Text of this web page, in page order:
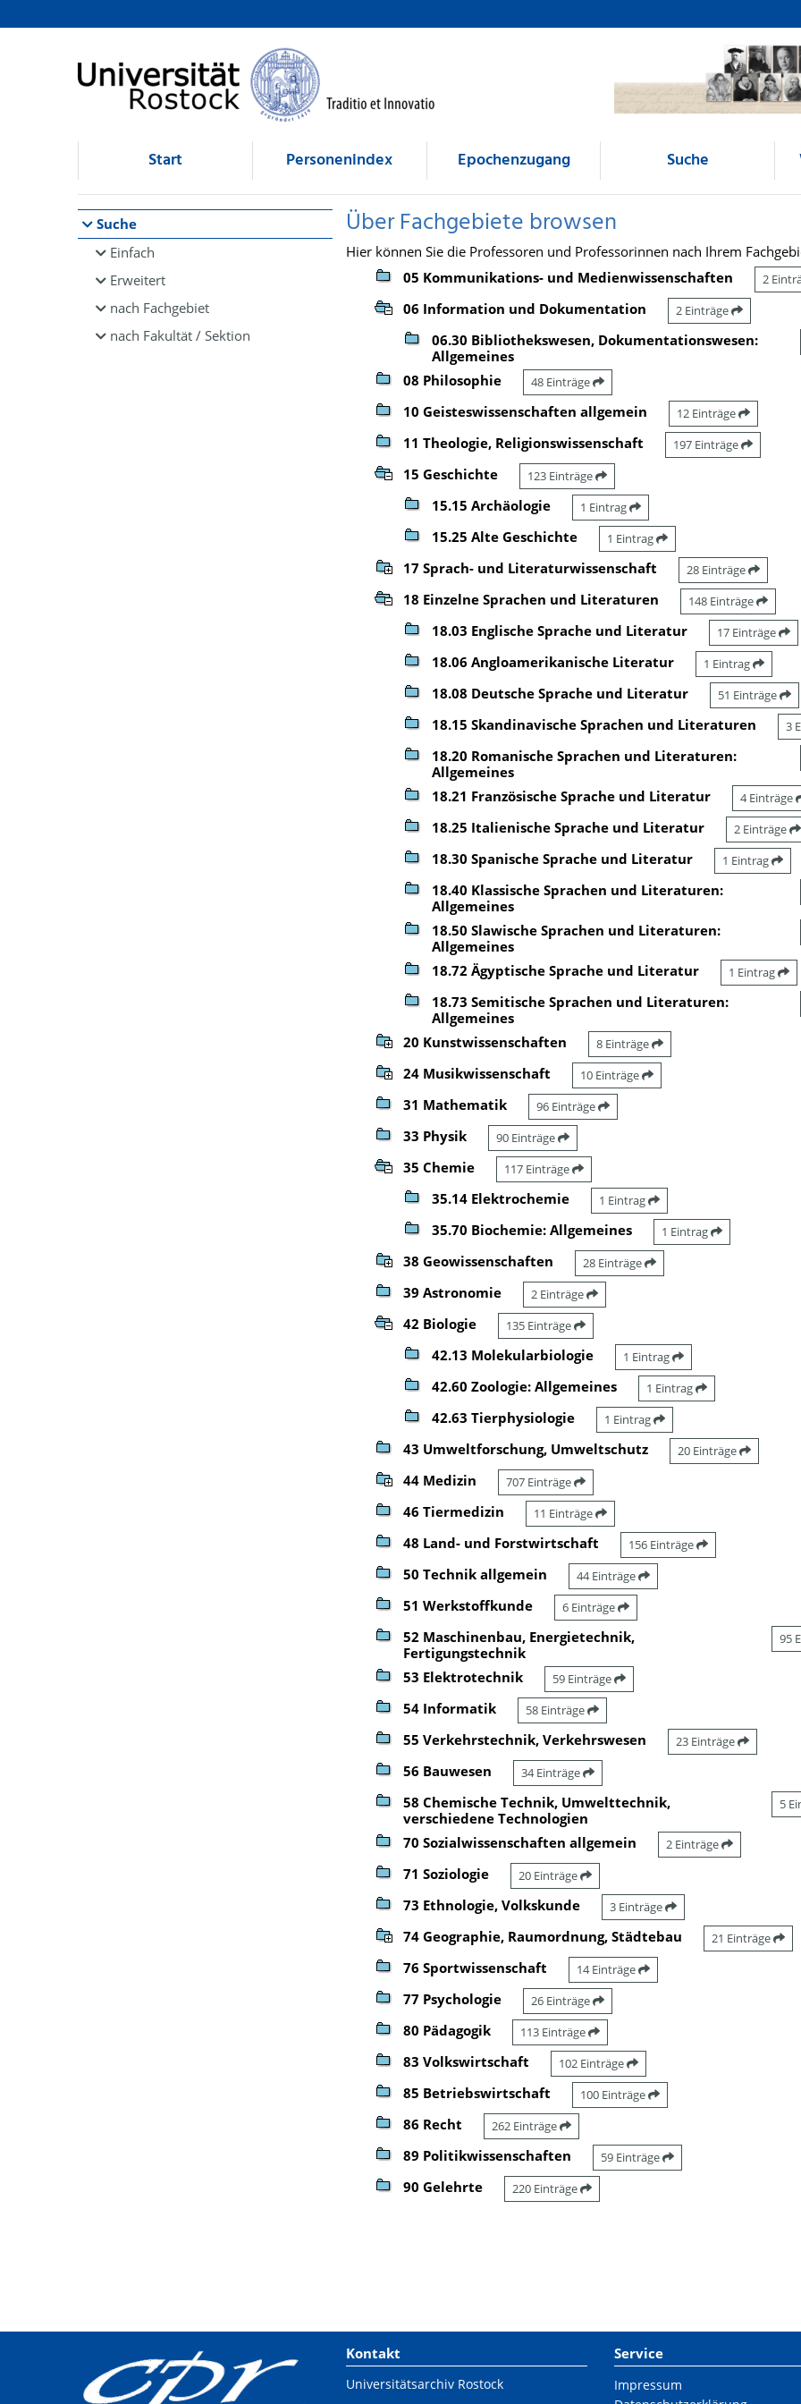
Browsen
direkt zum Inhalt
Start Personenindex Epochenzugang Suche
Suche
Einfach
Erweitert
nach Fachgebiet
nach Fakultät / Sektion
Über Fachgebiete browsen
Hier können Sie die Professoren und Professorinnen nach Ihrem
05 Kommunikations- und Medienwissenschaften
2
06 Information und Dokumentation 2 Einträge
06.30 Bibliothekswesen, Dokumentationswesen:
Allgemeines
08 Philosophie 48 Einträge
10 Geisteswissenschaften allgemein 12 Einträge
11 Theologie, Religionswissenschaft 197 Einträge
15 Geschichte 123 Einträge
15.15 Archäologie 1 Eintrag
15.25 Alte Geschichte 1 Eintrag
17 Sprach- und Literaturwissenschaft 28 Einträge
18 Einzelne Sprachen und Literaturen 148 Einträge
18.03 Englische Sprache und Literatur 17 Einträge
18.06 Angloamerikanische Literatur 1 Eintrag
18.08 Deutsche Sprache und Literatur 51 Einträge
18.15 Skandinavische Sprachen und Literaturen 3
18.20 Romanische Sprachen und Literaturen:
Allgemeines
18.21 Französische Sprache und Literatur 4 Einträge
18.25 Italienische Sprache und Literatur 2 Einträge
18.30 Spanische Sprache und Literatur 1 Eintrag
18.40 Klassische Sprachen und Literaturen:
Allgemeines
18.50 Slawische Sprachen und Literaturen:
Allgemeines
18.72 Ägyptische Sprache und Literatur 1 Eintrag
18.73 Semitische Sprachen und Literaturen:
Allgemeines
20 Kunstwissenschaften 8 Einträge
24 Musikwissenschaft 10 Einträge
31 Mathematik 96 Einträge
33 Physik 90 Einträge
35 Chemie 117 Einträge
35.14 Elektrochemie 1 Eintrag
35.70 Biochemie: Allgemeines 1 Eintrag
38 Geowissenschaften 28 Einträge
39 Astronomie 2 Einträge
42 Biologie 135 Einträge
42.13 Molekularbiologie 1 Eintrag
42.60 Zoologie: Allgemeines 1 Eintrag
42.63 Tierphysiologie 1 Eintrag
43 Umweltforschung, Umweltschutz 20 Einträge
44 Medizin 707 Einträge
46 Tiermedizin 11 Einträge
48 Land- und Forstwirtschaft 156 Einträge
50 Technik allgemein 44 Einträge
51 Werkstoffkunde 6 Einträge
52 Maschinenbau, Energietechnik,
Fertigungstechnik
95
53 Elektrotechnik 59 Einträge
54 Informatik 58 Einträge
55 Verkehrstechnik, Verkehrswesen 23 Einträge
56 Bauwesen 34 Einträge
58 Chemische Technik, Umwelttechnik,
verschiedene Technologien
5
70 Sozialwissenschaften allgemein 2 Einträge
71 Soziologie 20 Einträge
73 Ethnologie, Volkskunde 3 Einträge
74 Geographie, Raumordnung, Städtebau 21 Einträge
76 Sportwissenschaft 14 Einträge
77 Psychologie 26 Einträge
80 Pädagogik 113 Einträge
83 Volkswirtschaft 102 Einträge
85 Betriebswirtschaft 100 Einträge
86 Recht 262 Einträge
89 Politikwissenschaften 59 Einträge
90 Gelehrte 220 Einträge
Kontakt
Universitätsarchiv Rostock
Service
Impressum